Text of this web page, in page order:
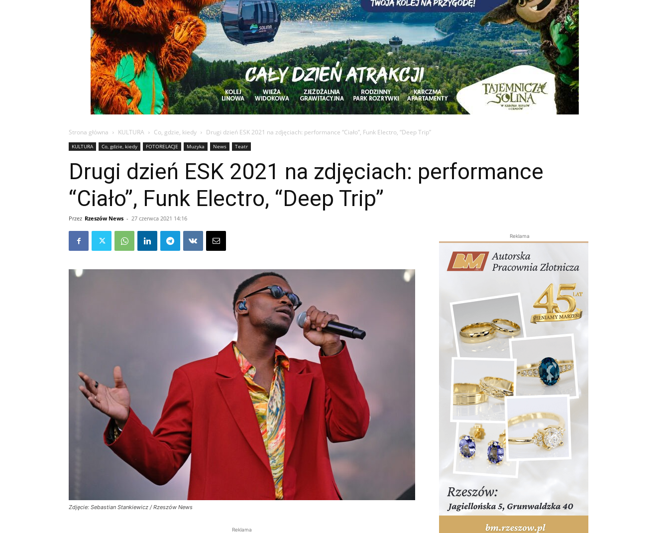
Strona główna KULTURA Co, gdzie, kiedy Drugi dzień ESK 2021 na zdjęciach: performance “Ciało”, Funk Electro, “Deep Trip”
KULTURA Co, gdzie, kiedy FOTORELACJE Muzyka News Teatr
Drugi dzień ESK 2021 na zdjęciach: performance
“Ciało”, Funk Electro, “Deep Trip”
Przez Rzeszów News - 27 czerwca 2021 14:16
Zdjęcie: Sebastian Stankiewicz / Rzeszów News
Reklama
Reklama